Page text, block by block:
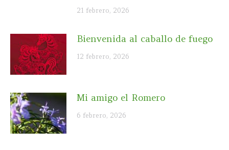
21 febrero, 2026
Bienvenida al caballo de fuego
12 febrero, 2026
Mi amigo el Romero
6 febrero, 2026